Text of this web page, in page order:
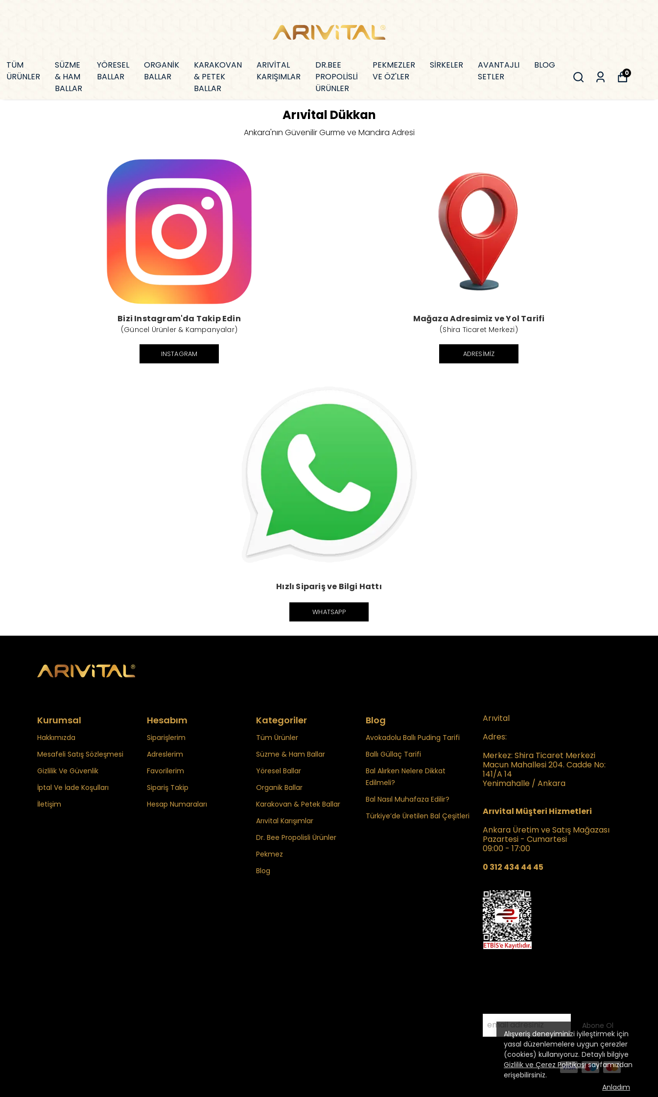
TÜM
ÜRÜNLER
SÜZME
& HAM
BALLAR
YÖRESEL
BALLAR
ORGANİK
BALLAR
KARAKOVAN
& PETEK
BALLAR
ARIVİTAL
KARIŞIMLAR
DR.BEE
PROPOLİSLİ
ÜRÜNLER
PEKMEZLER
VE ÖZ'LER
SİRKELER
AVANTAJLI
SETLER
BLOG
0
Alışveriş deneyiminizi iyileştirmek için
yasal düzenlemelere uygun çerezler
(cookies) kullanıyoruz. Detaylı bilgiye
Gizlilik ve Çerez Politikasısayfamızdan
erişebilirsiniz.
Anladım
Arıvital Dükkan
Ankara'nın Güvenilir Gurme ve Mandıra Adresi
Bizi Instagram'da Takip Edin
(Güncel Ürünler & Kampanyalar)
INSTAGRAM
Mağaza Adresimiz ve Yol Tarifi
(Shira Ticaret Merkezi)
ADRESIMIZ
Hızlı Sipariş ve Bilgi Hattı
WHATSAPP
Kurumsal
Hakkımızda
Mesafeli Satış Sözleşmesi
Gizlilik Ve Güvenlik
İptal Ve İade Koşulları
İletişim
Hesabım
Siparişlerim
Adreslerim
Favorilerim
Sipariş Takip
Hesap Numaraları
Kategoriler
Tüm Ürünler
Süzme & Ham Ballar
Yöresel Ballar
Organik Ballar
Karakovan & Petek Ballar
Arıvital Karışımlar
Dr. Bee Propolisli Ürünler
Pekmez
Blog
Blog
Avokadolu Ballı Puding Tarifi
Ballı Güllaç Tarifi
Bal Alırken Nelere Dikkat
Edilmeli?
Bal Nasıl Muhafaza Edilir?
Türkiye’de Üretilen Bal Çeşitleri
Arıvital
Adres:
Merkez: Shira Ticaret Merkezi
Macun Mahallesi 204. Cadde No:
141/A 14
Yenimahalle / Ankara
Arıvital Müşteri Hizmetleri
Ankara Üretim ve Satış Mağazası
Pazartesi - Cumartesi
09:00 - 17:00
0 312 434 44 45
Abone Ol